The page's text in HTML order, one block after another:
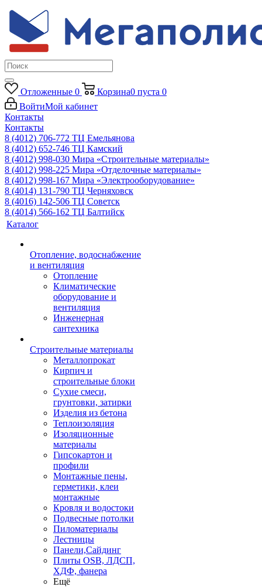
Отложенные 0 Корзина0 пуста 0
ВойтиМой кабинет
Контакты
Контакты
8 (4012) 706-772 ТЦ Емельянова
8 (4012) 652-746 ТЦ Камский
8 (4012) 998-030 Мира «Строительные материалы»
8 (4012) 998-225 Мира «Отделочные материалы»
8 (4012) 998-167 Мира «Электрооборудование»
8 (4014) 131-790 ТЦ Черняховск
8 (4016) 142-506 ТЦ Советск
8 (4014) 566-162 ТЦ Балтийск
Каталог
Отопление, водоснабжение
и вентиляция
Отопление
Климатические
оборудование и
вентиляция
Инженерная
сантехника
Строительные материалы
Металлопрокат
Кирпич и
строительные блоки
Сухие смеси,
грунтовки, затирки
Изделия из бетона
Теплоизоляция
Изоляционные
материалы
Гипсокартон и
профили
Монтажные пены,
герметики, клеи
монтажные
Кровля и водостоки
Подвесные потолки
Пиломатериалы
Лестницы
Панели,Сайдинг
Плиты OSB, ЛДСП,
ХДФ, фанера
Ещё